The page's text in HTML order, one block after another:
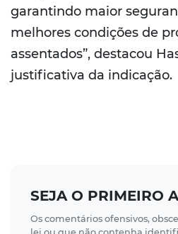
garantindo maior
melhores condições de
assentados”, destacou
justificativa da indicação.
SEJA O PRIMEIRO
Os comentários ofensivos,